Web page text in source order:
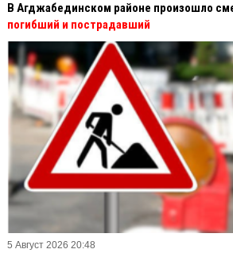
В Агджабединском районе произошло
погибший и пострадавший
5 Август 2026 20:48